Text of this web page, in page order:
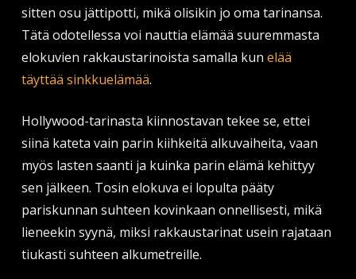
sitten osu jättipotti, mikä olisikin jo oma tarinansa.
Tätä odotellessa voi nauttia elämää suuremmasta
elokuvien rakkaustarinoista samalla kun elää
täyttää sinkkuelämää.
Hollywood-tarinasta kiinnostavan tekee se, ettei
siinä kateta vain parin kiihkeitä alkuvaiheita, vaan
myös lasten saanti ja kuinka parin elämä kehittyy
sen jälkeen. Tosin elokuva ei lopulta pääty
pariskunnan suhteen kovinkaan onnellisesti, mikä
lieneekin syynä, miksi rakkaustarinat usein rajataan
tiukasti suhteen alkumetreille.